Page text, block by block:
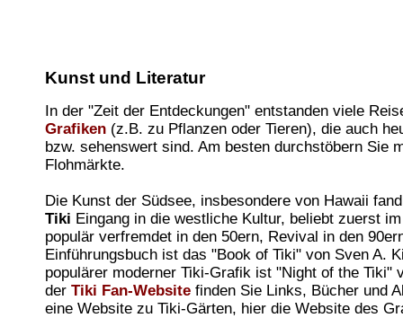
Kunst und Literatur
In der "Zeit der Entdeckungen" entstanden viele
Grafiken (z.B. zu Pflanzen oder Tieren), die auch
bzw. sehenswert sind. Am besten durchstöbern Sie
Flohmärkte.
Die Kunst der Südsee, insbesondere von Hawaii
Tiki Eingang in die westliche Kultur, beliebt zuerst
populär verfremdet in den 50ern, Revival in den
Einführungsbuch ist das "Book of Tiki" von Sven A.
populärer moderner Tiki-Grafik ist "Night of the Tiki"
der Tiki Fan-Website finden Sie Links, Bücher und
eine Website zu Tiki-Gärten, hier die Website des